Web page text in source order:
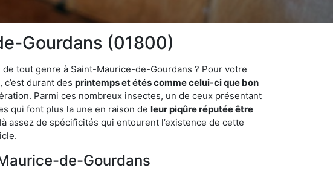
Gourdans (01800)
tout genre à Saint-Maurice-de-Gourdans ? Pour votre
durant des printemps et étés comme celui-ci que bon
Parmi ces nombreux insectes, un de ceux présentant
qui font plus la une en raison de leur piqûre réputée être
assez de spécificités qui entourent l’existence de cette
de-Gourdans